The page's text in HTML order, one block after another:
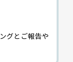
グとご報告や